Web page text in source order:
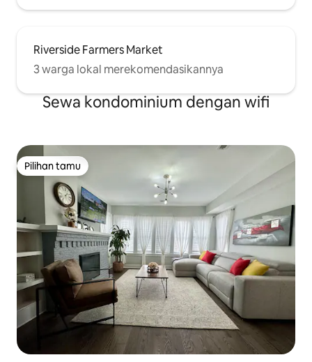
Riverside Farmers Market
3 warga lokal merekomendasikannya
Sewa kondominium dengan wifi
Pilihan tamu
Pilihan tamu